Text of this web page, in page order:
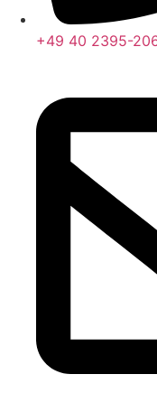
+49 40 2395-